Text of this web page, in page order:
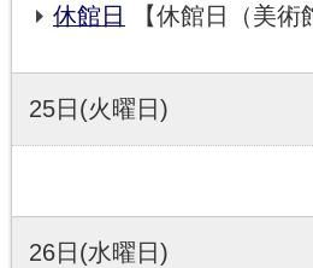
休館日 【休館日（美術
25日(火曜日)
26日(水曜日)